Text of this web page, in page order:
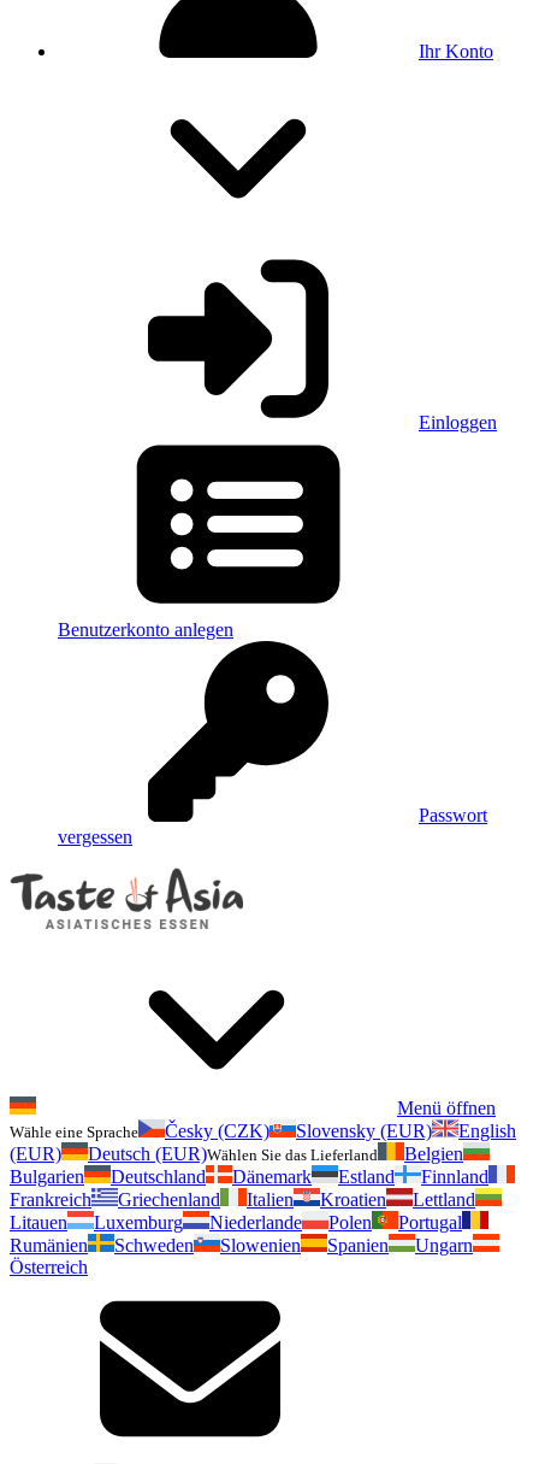
Ihr Konto
Einloggen
Benutzerkonto anlegen
Passwort
vergessen
Menü öffnen
Wähle eine Sprache Česky (CZK) Slovensky (EUR)
English
(EUR)
Deutsch (EUR)Wählen Sie das Lieferland
Belgien
Bulgarien
Deutschland Dänemark Estland
Finnland
Frankreich
Griechenland Italien Kroatien
Lettland
Litauen
Luxemburg Niederlande Polen
Portugal
Rumänien
Schweden Slowenien Spanien
Ungarn
Österreich